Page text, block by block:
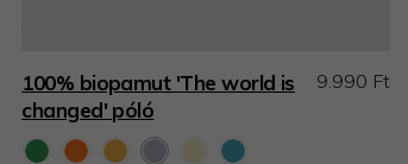
100% biopamut 'The world is
changed' póló
9.990 Ft